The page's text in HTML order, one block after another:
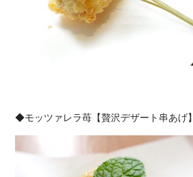
◆モッツァレラ苺【贅沢デザート串あげ】